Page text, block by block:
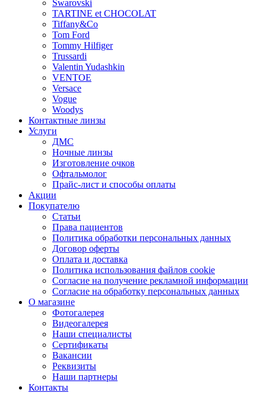
Swarovski
TARTINE et CHOCOLAT
Tiffany&Co
Tom Ford
Tommy Hilfiger
Trussardi
Valentin Yudashkin
VENTOE
Versace
Vogue
Woodys
Контактные линзы
Услуги
ДМС
Ночные линзы
Изготовление очков
Офтальмолог
Прайс-лист и способы оплаты
Акции
Покупателю
Статьи
Права пациентов
Политика обработки персональных данных
Договор оферты
Оплата и доставка
Политика использования файлов cookie
Согласие на получение рекламной информации
Согласие на обработку персональных данных
О магазине
Фотогалерея
Видеогалерея
Наши специалисты
Сертификаты
Вакансии
Реквизиты
Наши партнеры
Контакты